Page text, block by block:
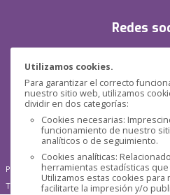
Utilizamos cookies.
Para garantizar el correcto
nuestro sitio web, utilizamos
dividir en dos categorías:
Cookies necesarias:
funcionamiento de nuestro
analíticos o de seguimiento.
Cookies analíticas:
herramientas estadísticas
Utilizamos estas cookies
facilitarte la impresión y/o
Redes
Pensática Lda., Número de Identificação
Travessa de São Pedro, n° 8 - Lisboa -